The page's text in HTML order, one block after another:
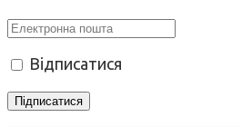
Відписатися